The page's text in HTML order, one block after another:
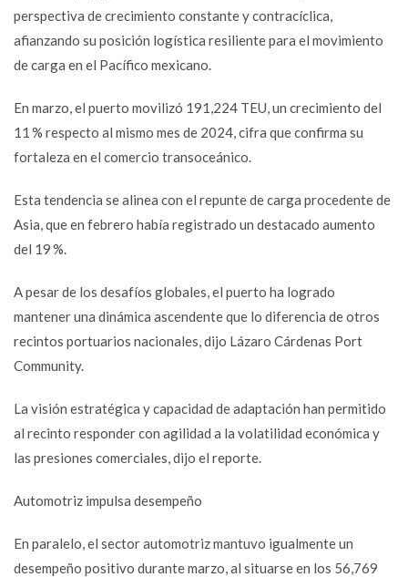
perspectiva de crecimiento constante y contracíclica,
afianzando su posición logística resiliente para el movimiento
de carga en el Pacífico mexicano.
En marzo, el puerto movilizó 191,224 TEU, un crecimiento del
11 % respecto al mismo mes de 2024, cifra que confirma su
fortaleza en el comercio transoceánico.
Esta tendencia se alinea con el repunte de carga procedente de
Asia, que en febrero había registrado un destacado aumento
del 19 %.
A pesar de los desafíos globales, el puerto ha logrado
mantener una dinámica ascendente que lo diferencia de otros
recintos portuarios nacionales, dijo Lázaro Cárdenas Port
Community.
La visión estratégica y capacidad de adaptación han permitido
al recinto responder con agilidad a la volatilidad económica y
las presiones comerciales, dijo el reporte.
Automotriz impulsa desempeño
En paralelo, el sector automotriz mantuvo igualmente un
desempeño positivo durante marzo, al situarse en los 56,769